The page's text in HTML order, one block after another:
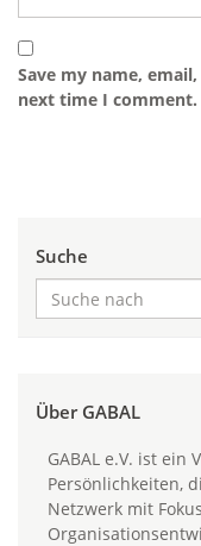
Save my name,
next time I comment.
Suche
Über GABAL
GABAL e.V. ist ein
Persönlichkeiten,
Netzwerk mit